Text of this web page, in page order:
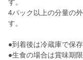
す。
4パック以上の分量の
す。
●到着後は冷蔵庫で保
●生食の場合は賞味期